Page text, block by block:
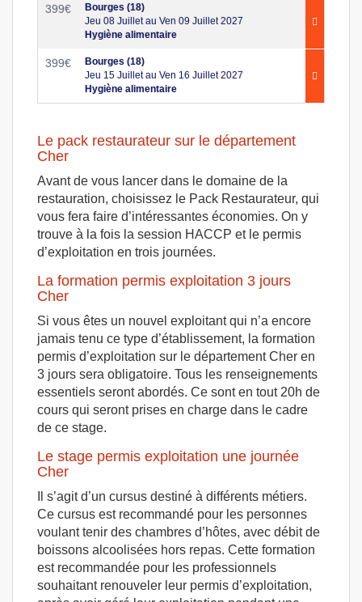
399€
Bourges (18)
Jeu 08 Juillet au Ven 09 Juillet 2027
Hygiène alimentaire
399€
Bourges (18)
Jeu 15 Juillet au Ven 16 Juillet 2027
Hygiène alimentaire
Le pack restaurateur sur le département
Cher
Avant de vous lancer dans le domaine de la
restauration, choisissez le Pack Restaurateur, qui
vous fera faire d’intéressantes économies. On y
trouve à la fois la session HACCP et le permis
d’exploitation en trois journées.
La formation permis exploitation 3 jours
Cher
Si vous êtes un nouvel exploitant qui n’a encore
jamais tenu ce type d’établissement, la formation
permis d’exploitation sur le département Cher en
3 jours sera obligatoire. Tous les renseignements
essentiels seront abordés. Ce sont en tout 20h de
cours qui seront prises en charge dans le cadre
de ce stage.
Le stage permis exploitation une journée
Cher
Il s’agit d’un cursus destiné à différents métiers.
Ce cursus est recommandé pour les personnes
voulant tenir des chambres d’hôtes, avec débit de
boissons alcoolisées hors repas. Cette formation
est recommandée pour les professionnels
souhaitant renouveler leur permis d’exploitation,